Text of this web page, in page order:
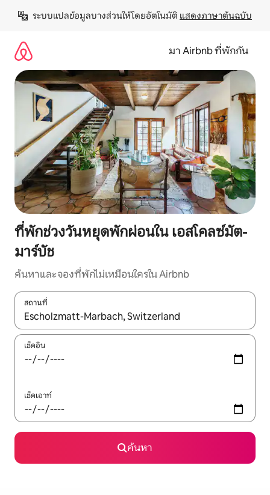
เนื้อหา
ระบบแปลข้อมูลบางส่วนให้โดยอัตโนมัติ แสดงภาษาต้นฉบับ
มา Airbnb ที่พักกัน
ที่พักช่วงวันหยุดพักผ่อนใน เอสโคลซ์มัต-
มาร์บัช
ค้นหาและจองที่พักไม่เหมือนใครใน Airbnb
สถานที่
ใช้ลูกศรขึ้นลง หรือใช้การสัมผัสหรือปัด เพื่อสำรวจผลการค้นหา
เช็คอิน
เช็คเอาท์
ค้นหา